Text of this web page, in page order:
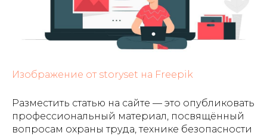
Изображение от storyset на Freepik
Разместить статью на сайте — это опубликовать
профессиональный материал, посвящённый
вопросам охраны труда, технике безопасности